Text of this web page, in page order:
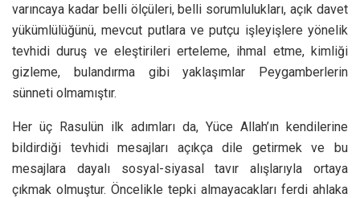
varıncaya kadar belli ölçüleri, belli sorumlulukları, açık davet
yükümlülüğünü, mevcut putlara ve putçu işleyişlere yönelik
tevhidi duruş ve eleştirileri erteleme, ihmal etme, kimliği
gizleme, bulandırma gibi yaklaşımlar Peygamberlerin
sünneti olmamıştır.
Her üç Rasulün ilk adımları da, Yüce Allah’ın kendilerine
bildirdiği tevhidi mesajları açıkça dile getirmek ve bu
mesajlara dayalı sosyal-siyasal tavır alışlarıyla ortaya
çıkmak olmuştur. Öncelikle tepki almayacakları ferdi ahlaka